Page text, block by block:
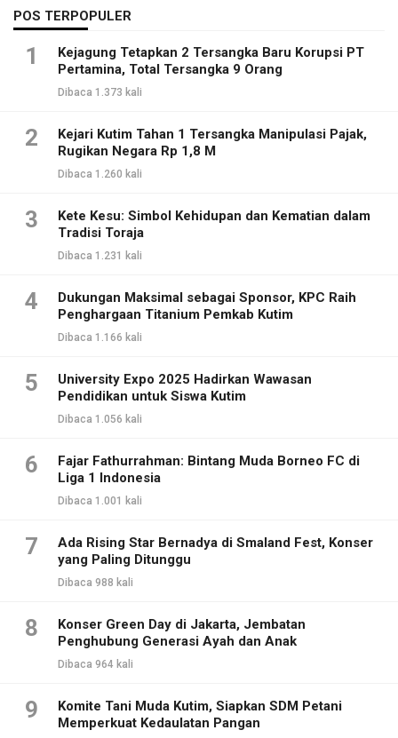
POS TERPOPULER
1
Kejagung Tetapkan 2 Tersangka Baru Korupsi PT
Pertamina, Total Tersangka 9 Orang
Dibaca 1.373 kali
2
Kejari Kutim Tahan 1 Tersangka Manipulasi Pajak,
Rugikan Negara Rp 1,8 M
Dibaca 1.260 kali
3
Kete Kesu: Simbol Kehidupan dan Kematian dalam
Tradisi Toraja
Dibaca 1.231 kali
4
Dukungan Maksimal sebagai Sponsor, KPC Raih
Penghargaan Titanium Pemkab Kutim
Dibaca 1.166 kali
5
University Expo 2025 Hadirkan Wawasan
Pendidikan untuk Siswa Kutim
Dibaca 1.056 kali
6
Fajar Fathurrahman: Bintang Muda Borneo FC di
Liga 1 Indonesia
Dibaca 1.001 kali
7
Ada Rising Star Bernadya di Smaland Fest, Konser
yang Paling Ditunggu
Dibaca 988 kali
8
Konser Green Day di Jakarta, Jembatan
Penghubung Generasi Ayah dan Anak
Dibaca 964 kali
9
Komite Tani Muda Kutim, Siapkan SDM Petani
Memperkuat Kedaulatan Pangan